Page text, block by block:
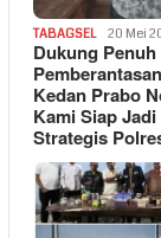
TABAGSEL 20 Mei
Dukung Penuh
Kedan Prabo
Kami Siap
Strategis